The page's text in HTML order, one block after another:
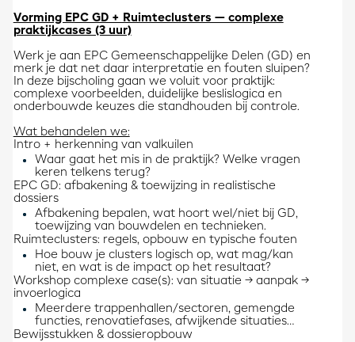
Vorming EPC GD + Ruimteclusters — complexe
praktijkcases (3 uur)
Werk je aan EPC Gemeenschappelijke Delen (GD) en
merk je dat net daar interpretatie en fouten sluipen?
In deze bijscholing gaan we voluit voor praktijk:
complexe voorbeelden, duidelijke beslislogica en
onderbouwde keuzes die standhouden bij controle.
Wat behandelen we:
Intro + herkenning van valkuilen
Waar gaat het mis in de praktijk? Welke vragen
keren telkens terug?
EPC GD: afbakening & toewijzing in realistische
dossiers
Afbakening bepalen, wat hoort wel/niet bij GD,
toewijzing van bouwdelen en technieken.
Ruimteclusters: regels, opbouw en typische fouten
Hoe bouw je clusters logisch op, wat mag/kan
niet, en wat is de impact op het resultaat?
Workshop complexe case(s): van situatie → aanpak →
invoerlogica
Meerdere trappenhallen/sectoren, gemengde
functies, renovatiefases, afwijkende situaties…
Bewijsstukken & dossieropbouw